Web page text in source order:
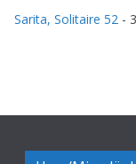
Sarita, Solitaire 52 -